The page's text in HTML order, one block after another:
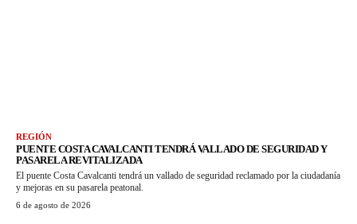
REGIÓN
PUENTE COSTA CAVALCANTI TENDRÁ VALLADO DE SEGURIDAD Y
PASARELA REVITALIZADA
El puente Costa Cavalcanti tendrá un vallado de seguridad reclamado por la ciudadanía
y mejoras en su pasarela peatonal.
6 de agosto de 2026